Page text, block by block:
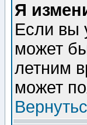
Я
Если вы
может
летним
может